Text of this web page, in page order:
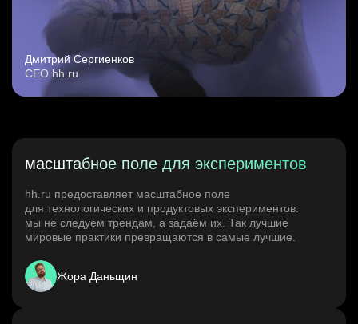
Дмитрий Сергиенков
CEO hh.ru
масштабное поле для экспериментов
hh.ru предоставляет масштабное поле
для технологических и продуктовых экспериментов:
мы не следуем трендам, а задаём их. Так лучшие
мировые практики превращаются в самые лучшие.
Жора Даньщин